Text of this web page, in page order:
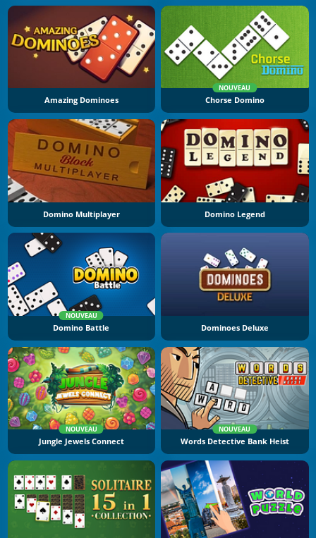
Amazing Dominoes
NOUVEAU
Chorse Domino
Domino Multiplayer Domino Legend
NOUVEAU
Domino Battle Dominoes Deluxe
NOUVEAU
Jungle Jewels Connect
NOUVEAU
Words Detective Bank Heist